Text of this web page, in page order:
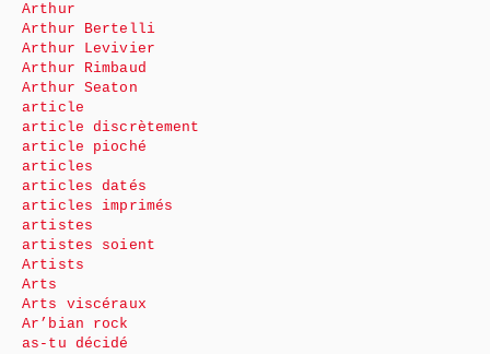
Arthur
Arthur Bertelli
Arthur Levivier
Arthur Rimbaud
Arthur Seaton
article
article discrètement
article pioché
articles
articles datés
articles imprimés
artistes
artistes soient
Artists
Arts
Arts viscéraux
Ar’bian rock
as-tu décidé